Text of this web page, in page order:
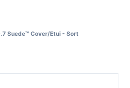
Suede™ Cover/Etui - Sort